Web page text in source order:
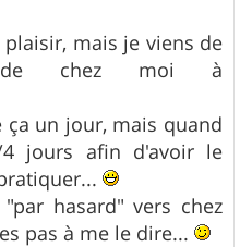
mais je viens de
chez moi à
un jour, mais quand
jours afin d'avoir le
hasard" vers chez
pas à me le dire...